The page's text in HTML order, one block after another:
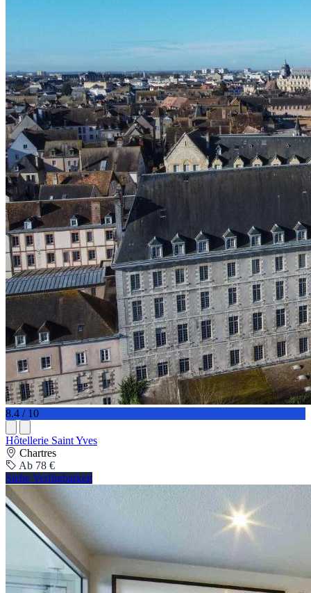
8.4 / 10
Hôtellerie Saint Yves
Chartres
Ab 78 €
Siehe Verfügbarkeit